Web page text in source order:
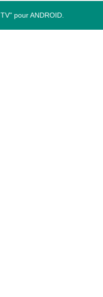
pour ANDROID.